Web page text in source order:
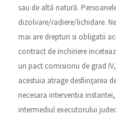
sau de altă natură.
dizolvare/radiere/lichidare.
mai are drepturi si obligatii
contract de inchiriere
un pact comisioriu de grad
acestuia atrage desfiinţarea
necesara interventia
intermediul executorului